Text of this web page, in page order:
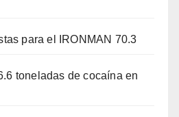
para el IRONMAN 70.3
toneladas de cocaína en